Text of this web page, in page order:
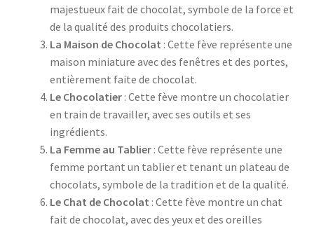
majestueux fait de chocolat, symbole de la force et
de la qualité des produits chocolatiers.
La Maison de Chocolat : Cette fève représente une
maison miniature avec des fenêtres et des portes,
entièrement faite de chocolat.
Le Chocolatier: Cette fève montre un chocolatier
en train de travailler, avec ses outils et ses
ingrédients.
La Femme au Tablier: Cette fève représente une
femme portant un tablier et tenant un plateau de
chocolats, symbole de la tradition et de la qualité.
Le Chat de Chocolat : Cette fève montre un chat
fait de chocolat, avec des yeux et des oreilles